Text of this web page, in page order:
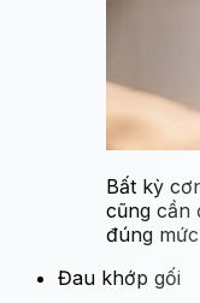
Bất kỳ
cũng cần
đúng
Đau khớp gối